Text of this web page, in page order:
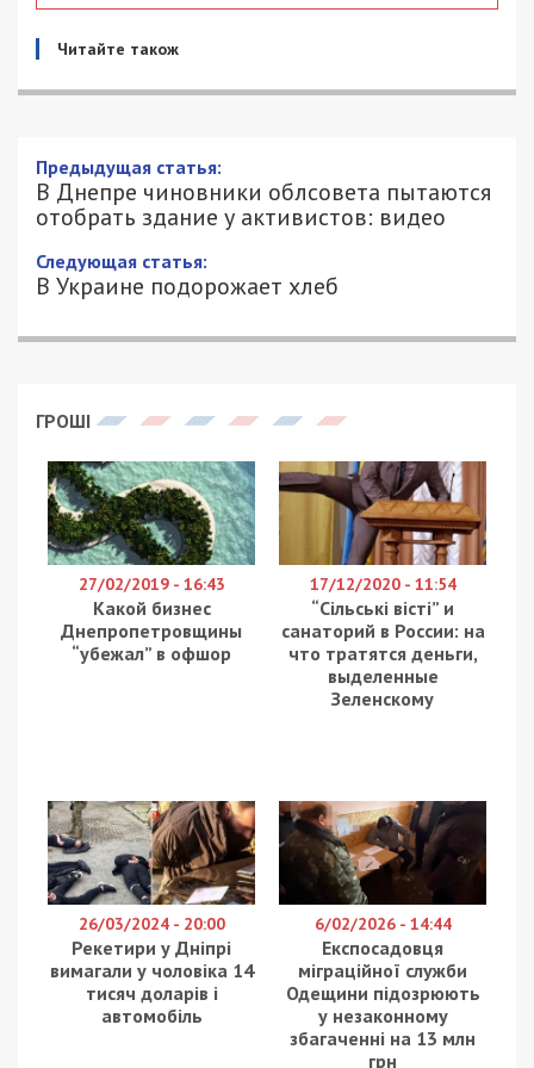
Читайте також
Предыдущая статья:
В Днепре чиновники облсовета пытаются
отобрать здание у активистов: видео
Следующая статья:
В Украине подорожает хлеб
ГРОШІ
27/02/2019 - 16:43
Какой бизнес
Днепропетровщины
“убежал” в офшор
17/12/2020 - 11:54
“Сільські вісті” и
санаторий в России: на
что тратятся деньги,
выделенные
Зеленскому
26/03/2024 - 20:00
Рекетири у Дніпрі
вимагали у чоловіка 14
тисяч доларів і
автомобіль
6/02/2026 - 14:44
Експосадовця
міграційної служби
Одещини підозрюють
у незаконному
збагаченні на 13 млн
грн